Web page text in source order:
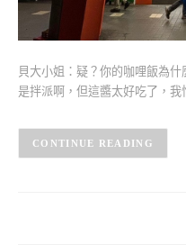
貝大小姐：疑？你的咖哩飯為
是拌派啊，但這醬太好吃了，我
CONTINUE READING